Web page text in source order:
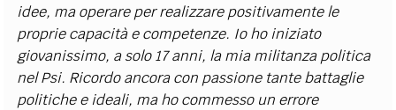
idee, ma operare per realizzare positivamente le
proprie capacità e competenze. Io ho iniziato
giovanissimo, a solo 17 anni, la mia militanza politica
nel Psi. Ricordo ancora con passione tante battaglie
politiche e ideali, ma ho commesso un errore